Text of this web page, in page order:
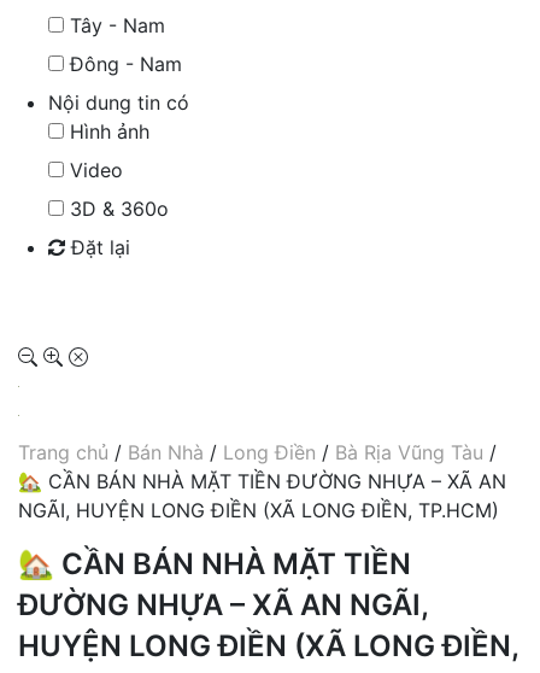
Tây - Nam
Đông - Nam
Nội dung tin có
Hình ảnh
Video
3D & 360o
Đặt lại
Trang chủ / Bán Nhà / Long Điền / Bà Rịa Vũng Tàu /
🏡 CẦN BÁN NHÀ MẶT TIỀN ĐƯỜNG NHỰA – XÃ AN
NGÃI, HUYỆN LONG ĐIỀN (XÃ LONG ĐIỀN, TP.HCM)
🏡 CẦN BÁN NHÀ MẶT TIỀN
ĐƯỜNG NHỰA – XÃ AN NGÃI,
HUYỆN LONG ĐIỀN (XÃ LONG ĐIỀN,